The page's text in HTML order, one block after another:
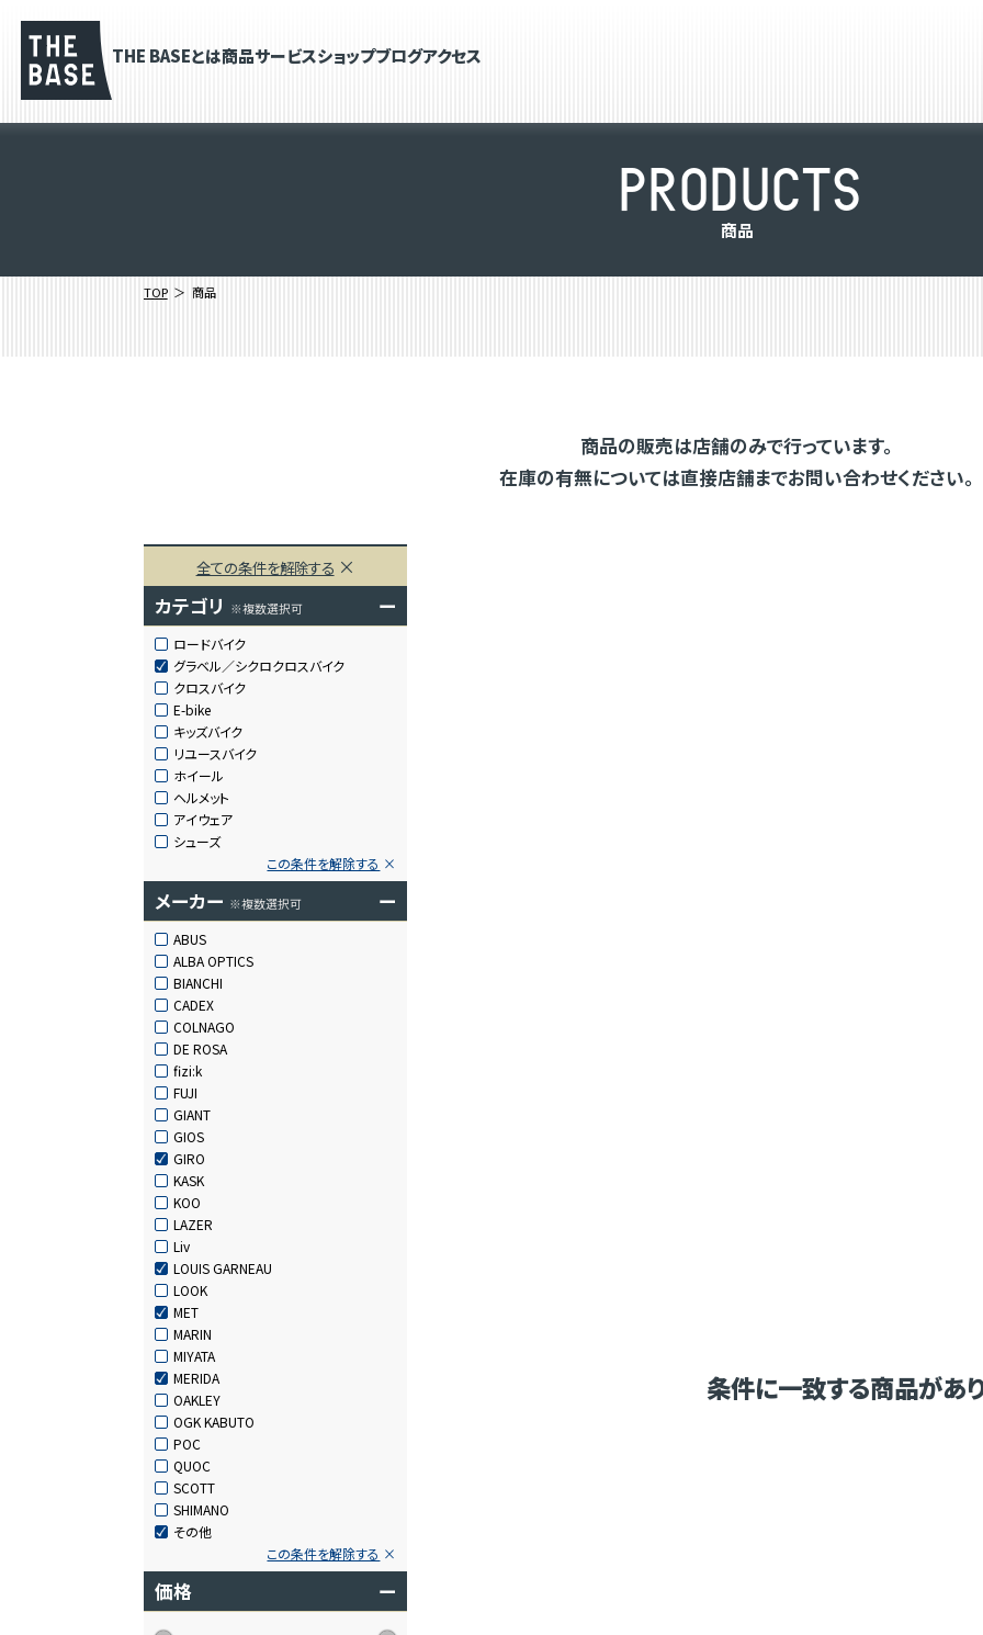
THE BASEとは商品サービスショップブログアクセス
PRODUCTS
商品
TOP 商品
商品の販売は店舗のみで行っています。
在庫の有無については直接店舗までお問い合わせください。
全ての条件を解除する
カテゴリ ※複数選択可 ー
ロードバイク
グラベル／シクロクロスバイク
クロスバイク
E-bike
キッズバイク
リユースバイク
ホイール
ヘルメット
アイウェア
シューズ
この条件を解除する
メーカー ※複数選択可 ー
ABUS
ALBA OPTICS
BIANCHI
CADEX
COLNAGO
DE ROSA
fizi:k
FUJI
GIANT
GIOS
GIRO
KASK
KOO
LAZER
Liv
LOUIS GARNEAU
LOOK
MET
MARIN
MIYATA
MERIDA
OAKLEY
OGK KABUTO
POC
QUOC
SCOTT
SHIMANO
その他
この条件を解除する
価格 ー
条件に一致する商品があ